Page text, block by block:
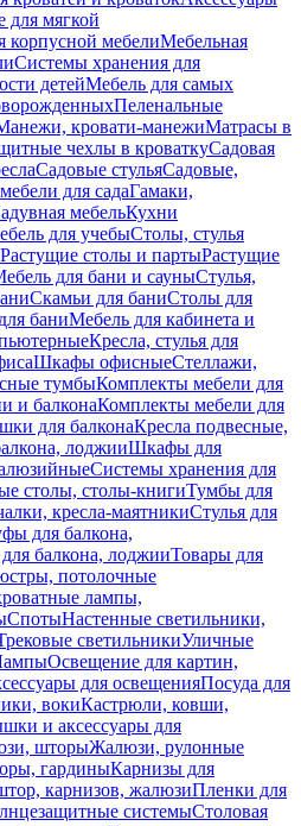
мягкой
мебелиМебельная
Системы хранения для
детейМебель для самых
Пеленальные
кровати-манежиМатрасы в
чехлы в кроваткуСадовая
Садовые стульяСадовые,
для садаГамаки,
мебельКухни
для учебыСтолы, стулья
Растущие столы и партыРастущие
для бани и сауныСтулья,
Скамьи для баниСтолы для
баниМебель для кабинета и
Кресла, стулья для
Шкафы офисныеСтеллажи,
тумбыКомплекты мебели для
и балконаКомплекты мебели для
для балконаКресла подвесные,
лоджииШкафы для
Системы хранения для
столы, столы-книгиТумбы для
кресла-маятникиСтулья для
для балкона,
балкона, лоджииТовары для
потолочные
лампы,
СпотыНастенные светильники,
светильникиУличные
Освещение для картин,
для освещенияПосуда для
вокиКастрюли, ковши,
и аксессуары для
шторыЖалюзи, рулонные
гардиныКарнизы для
карнизов, жалюзиПленки для
системыСтоловая